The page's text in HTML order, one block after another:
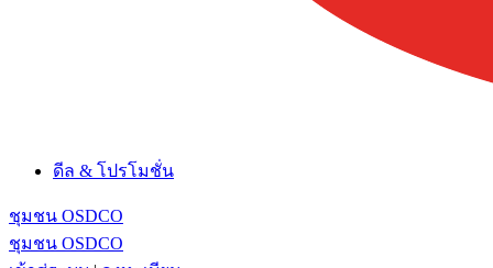
ดีล & โปรโมชั่น
ชุมชน OSDCO
ชุมชน OSDCO